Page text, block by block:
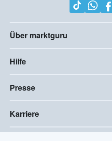
Über marktguru
Hilfe
Presse
Karriere